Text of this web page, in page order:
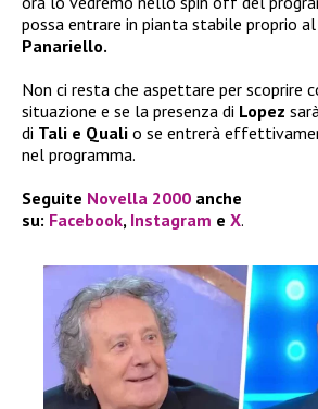
possa entrare in pianta stabile proprio
Panariello.
Non ci resta che aspettare per scoprire
situazione e se la presenza di Lopez
di Tali e Quali o se entrerà
nel programma.
Seguite Novella 2000 anche
su: Facebook, Instagram e X.